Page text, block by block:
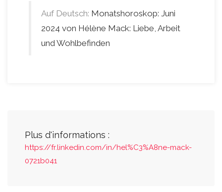
Auf Deutsch: Monatshoroskop: Juni
2024 von Hélène Mack: Liebe, Arbeit
und Wohlbefinden
Plus d'informations :
https://fr.linkedin.com/in/hel%C3%A8ne-mack-
0721b041